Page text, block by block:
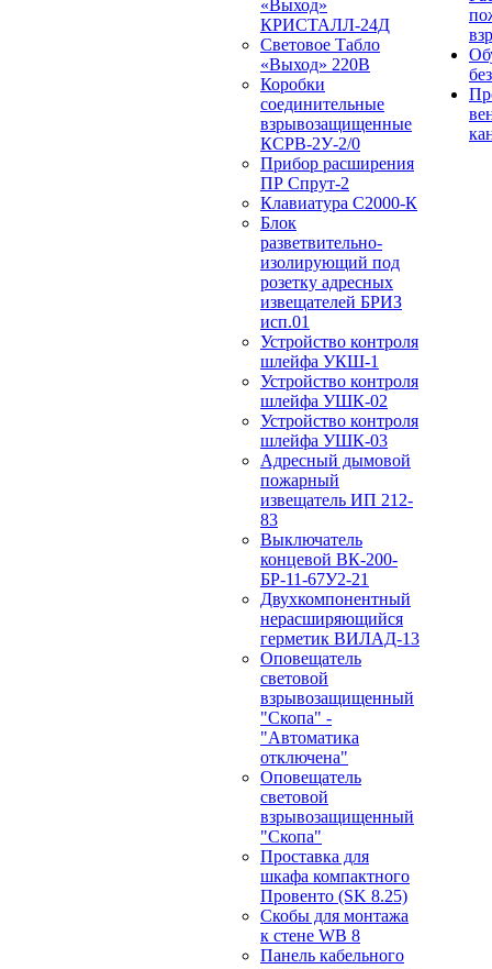
«Выход»
КРИСТАЛЛ-24Д
Световое Табло
«Выход» 220В
Коробки
соединительные
взрывозащищенные
КСРВ-2У-2/0
Прибор расширения
ПР Спрут-2
Клавиатура С2000-К
Блок
разветвительно-
изолирующий под
розетку адресных
извещателей БРИЗ
исп.01
Устройство контроля
шлейфа УКШ-1
Устройство контроля
шлейфа УШК-02
Устройство контроля
шлейфа УШК-03
Адресный дымовой
пожарный
извещатель ИП 212-
83
Выключатель
концевой ВК-200-
БР-11-67У2-21
Двухкомпонентный
нерасширяющийся
герметик ВИЛАД-13
Оповещатель
световой
взрывозащищенный
"Скопа" -
"Автоматика
отключена"
Оповещатель
световой
взрывозащищенный
"Скопа"
Проставка для
шкафа компактного
Провенто (SK 8.25)
Скобы для монтажа
к стене WB 8
Панель кабельного